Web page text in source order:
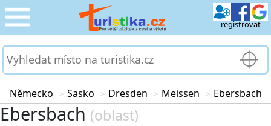
registrovat
CESTOVÁNÍ
PRO TURISTY ›
Německo > Sasko > Dresden > Meissen > Ebersbach
Ebersbach (oblast)